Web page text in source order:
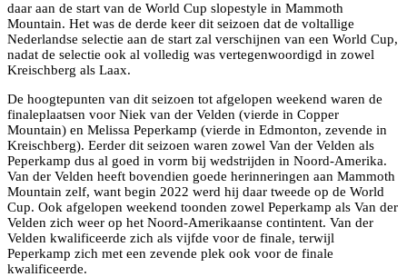
daar aan de start van de World Cup slopestyle in Mammoth
Mountain. Het was de derde keer dit seizoen dat de voltallige
Nederlandse selectie aan de start zal verschijnen van een World Cup,
nadat de selectie ook al volledig was vertegenwoordigd in zowel
Kreischberg als Laax.
De hoogtepunten van dit seizoen tot afgelopen weekend waren de
finaleplaatsen voor Niek van der Velden (vierde in Copper
Mountain) en Melissa Peperkamp (vierde in Edmonton, zevende in
Kreischberg). Eerder dit seizoen waren zowel Van der Velden als
Peperkamp dus al goed in vorm bij wedstrijden in Noord-Amerika.
Van der Velden heeft bovendien goede herinneringen aan Mammoth
Mountain zelf, want begin 2022 werd hij daar tweede op de World
Cup. Ook afgelopen weekend toonden zowel Peperkamp als Van der
Velden zich weer op het Noord-Amerikaanse contintent. Van der
Velden kwalificeerde zich als vijfde voor de finale, terwijl
Peperkamp zich met een zevende plek ook voor de finale
kwalificeerde.